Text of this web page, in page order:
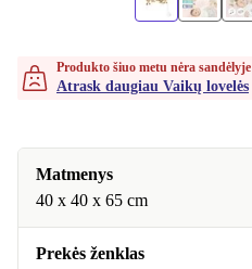
Produkto šiuo metu nėra sandėlyje
Atrask daugiau Vaikų lovelės
Matmenys
40 x 40 x 65 cm
Prekės ženklas